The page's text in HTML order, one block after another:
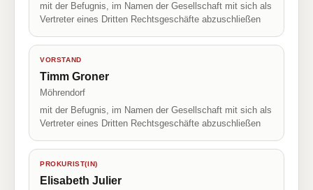
mit der Befugnis, im Namen der Gesellschaft mit sich als
Vertreter eines Dritten Rechtsgeschäfte abzuschließen
VORSTAND
Timm Groner
Möhrendorf
mit der Befugnis, im Namen der Gesellschaft mit sich als
Vertreter eines Dritten Rechtsgeschäfte abzuschließen
PROKURIST(IN)
Elisabeth Julier